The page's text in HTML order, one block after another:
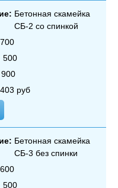
Бетонная скамейка
СБ‑2 со спинкой
500
900
руб
Бетонная скамейка
СБ‑3 без спинки
500